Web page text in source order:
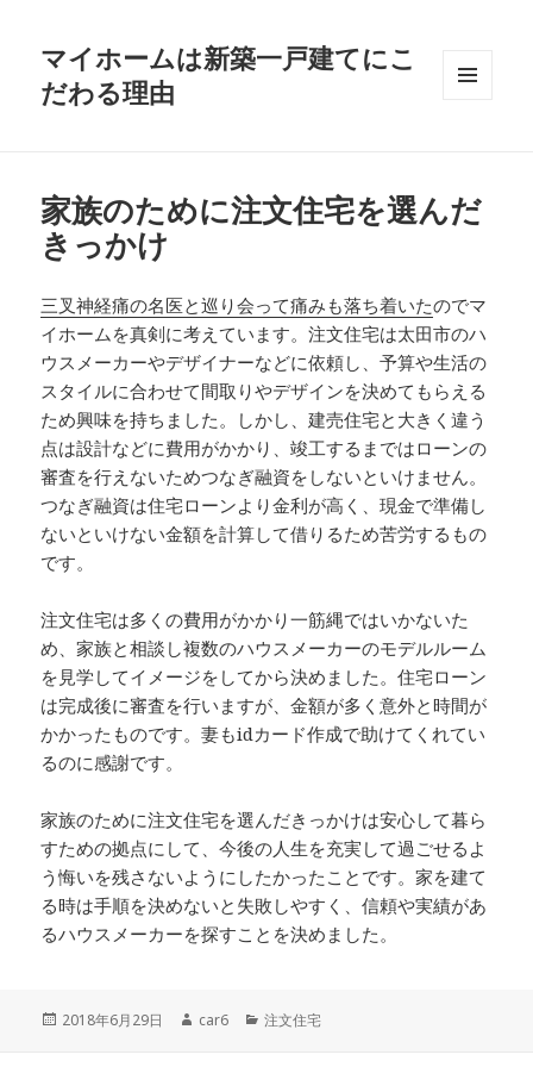
マイホームは新築一戸建てにこ
だわる理由
家族のために注文住宅を選んだ
きっかけ
三叉神経痛の名医と巡り会って痛みも落ち着いたのでマ
イホームを真剣に考えています。注文住宅は太田市のハ
ウスメーカーやデザイナーなどに依頼し、予算や生活の
スタイルに合わせて間取りやデザインを決めてもらえる
ため興味を持ちました。しかし、建売住宅と大きく違う
点は設計などに費用がかかり、竣工するまではローンの
審査を行えないためつなぎ融資をしないといけません。
つなぎ融資は住宅ローンより金利が高く、現金で準備し
ないといけない金額を計算して借りるため苦労するもの
です。
注文住宅は多くの費用がかかり一筋縄ではいかないた
め、家族と相談し複数のハウスメーカーのモデルルーム
を見学してイメージをしてから決めました。住宅ローン
は完成後に審査を行いますが、金額が多く意外と時間が
かかったものです。妻もidカード作成で助けてくれてい
るのに感謝です。
家族のために注文住宅を選んだきっかけは安心して暮ら
すための拠点にして、今後の人生を充実して過ごせるよ
う悔いを残さないようにしたかったことです。家を建て
る時は手順を決めないと失敗しやすく、信頼や実績があ
るハウスメーカーを探すことを決めました。
投
2018年6月29日
作
car6
カ
注文住宅